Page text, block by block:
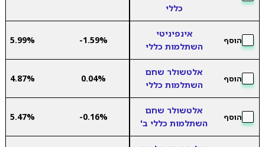
כללי
הוסף
אינפיניטי
השתלמות כללי
-1.59%
5.99%
הוסף
אלטשולר שחם
השתלמות כללי
0.04%
4.87%
הוסף
אלטשולר שחם
השתלמות כללי ב'
-0.16%
5.47%